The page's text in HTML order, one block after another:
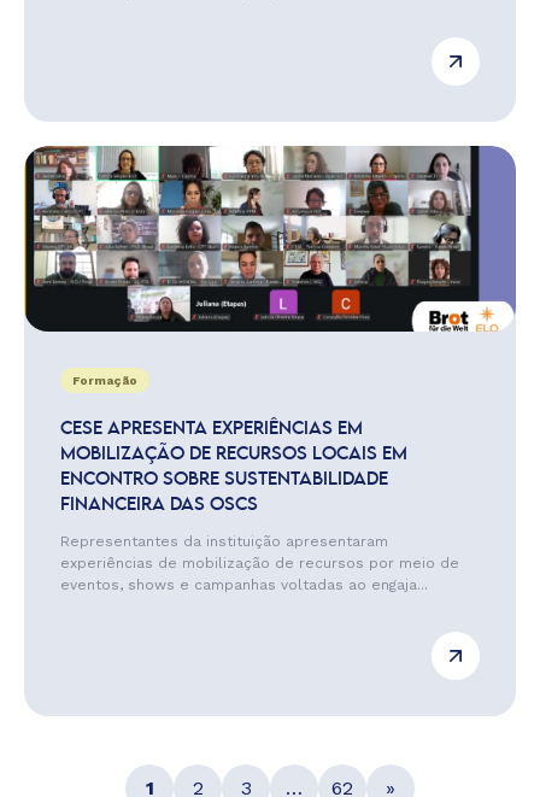
Formação
CESE APRESENTA EXPERIÊNCIAS EM
MOBILIZAÇÃO DE RECURSOS LOCAIS EM
ENCONTRO SOBRE SUSTENTABILIDADE
FINANCEIRA DAS OSCS
Representantes da instituição apresentaram
experiências de mobilização de recursos por meio de
eventos, shows e campanhas voltadas ao engaja...
1 2 3 … 62 »